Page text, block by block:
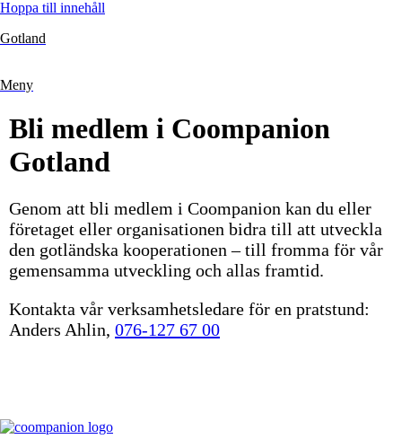
Hoppa till innehåll
Gotland
Meny
Bli medlem i Coompanion
Gotland
Genom att bli medlem i Coompanion kan du eller
företaget eller organisationen bidra till att utveckla
den gotländska kooperationen – till fromma för vår
gemensamma utveckling och allas framtid.
Kontakta vår verksamhetsledare för en pratstund:
Anders Ahlin, 076-127 67 00